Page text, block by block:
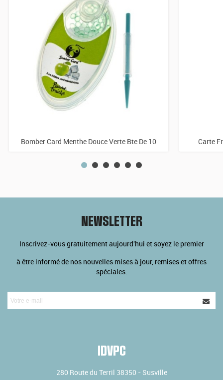
Bomber Card Menthe Douce Verte Bte De 10 Carte
NEWSLETTER
Inscrivez-vous gratuitement aujourd'hui et soyez le premier
à être informé de nos nouvelles mises à jour, remises et offres
spéciales.
IDVPC
280 Route du Terril 38350 - Susville